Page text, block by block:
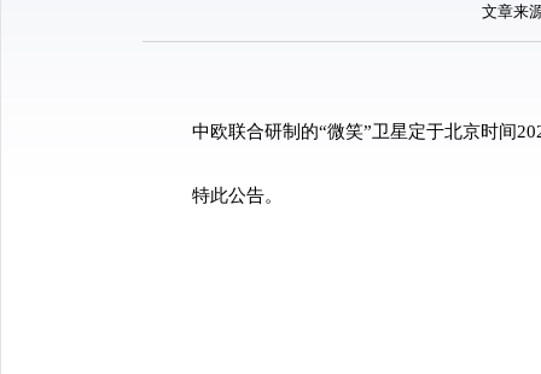
文章来
中欧联合研制的“微笑”卫星定于北京时间
特此公告。